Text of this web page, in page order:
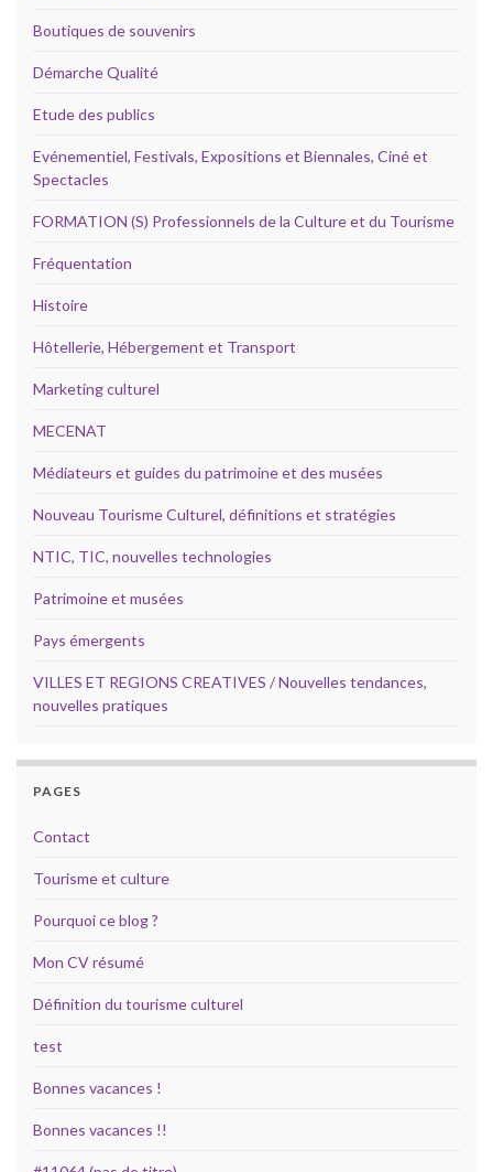
Boutiques de souvenirs
Démarche Qualité
Etude des publics
Evénementiel, Festivals, Expositions et Biennales, Ciné et
Spectacles
FORMATION (S) Professionnels de la Culture et du Tourisme
Fréquentation
Histoire
Hôtellerie, Hébergement et Transport
Marketing culturel
MECENAT
Médiateurs et guides du patrimoine et des musées
Nouveau Tourisme Culturel, définitions et stratégies
NTIC, TIC, nouvelles technologies
Patrimoine et musées
Pays émergents
VILLES ET REGIONS CREATIVES / Nouvelles tendances,
nouvelles pratiques
PAGES
Contact
Tourisme et culture
Pourquoi ce blog ?
Mon CV résumé
Définition du tourisme culturel
test
Bonnes vacances !
Bonnes vacances !!